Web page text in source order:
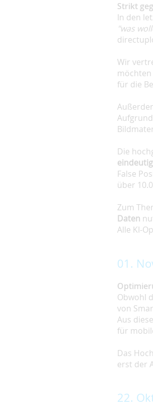
Strikt
In den
"was
Wir
für die
Die
False
über
Zum
Daten
Alle KI-
01.
Obwohl
von
Aus
für
Das
erst der
22.